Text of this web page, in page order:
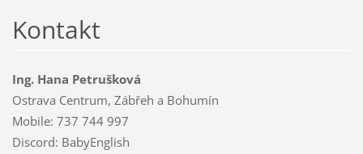
Kontakt
Ing. Hana Petrušková
Ostrava Centrum, Zábřeh a Bohumín
Mobile: 737 744 997
Discord: BabyEnglish